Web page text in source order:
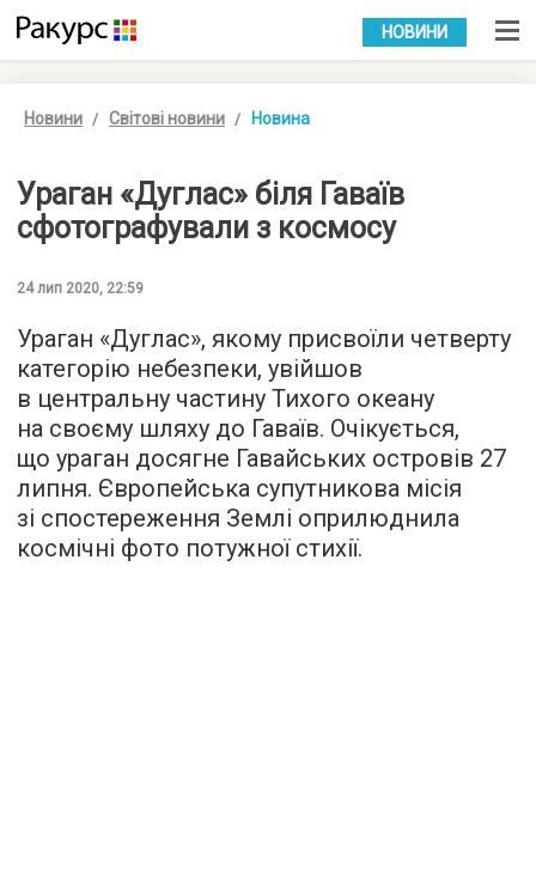
УКР РУС
НОВИНИ
Новини Світові новини Новина
Ураган «Дуглас» біля Гаваїв
сфотографували з космосу
24 лип 2020, 22:59
Ураган «Дуглас», якому присвоїли четверту
категорію небезпеки, увійшов
в центральну частину Тихого океану
на своєму шляху до Гаваїв. Очікується,
що ураган досягне Гавайських островів 27
липня. Європейська супутникова місія
зі спостереження Землі оприлюднила
космічні фото потужної стихії.